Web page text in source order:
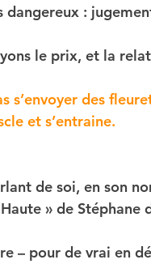
dangereux :
le prix, et la
s’envoyer des
et s’entraine.
de soi, en son
» de Stéphane
– pour de vrai en